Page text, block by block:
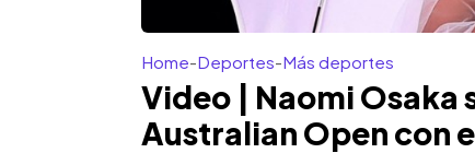
Home-Deportes-Más deportes
Video | Naomi Osaka
Australian Open con